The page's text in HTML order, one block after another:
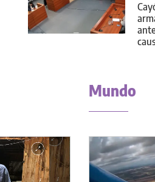
Mundo